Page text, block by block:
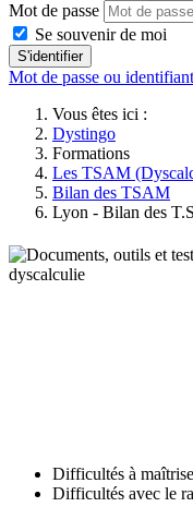
Mot de passe
Se souvenir de moi
S'identifier
Mot de passe ou
Vous êtes ici :
Dystingo
Formations
Les TSAM
Bilan des TSAM
Lyon - Bilan des
Difficultés à
Difficultés avec le